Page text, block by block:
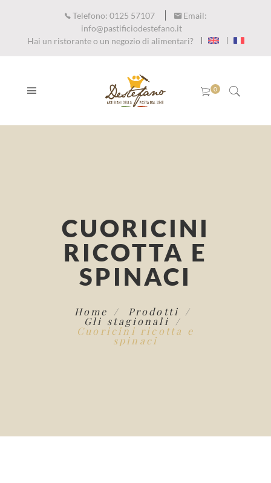
Telefono: 0125 57107
Email:
info@pastificiodestefano.it
Hai un ristorante o un negozio di alimentari?
CUORICINI
RICOTTA E
SPINACI
Home Prodotti
Gli stagionali
Cuoricini ricotta e
spinaci